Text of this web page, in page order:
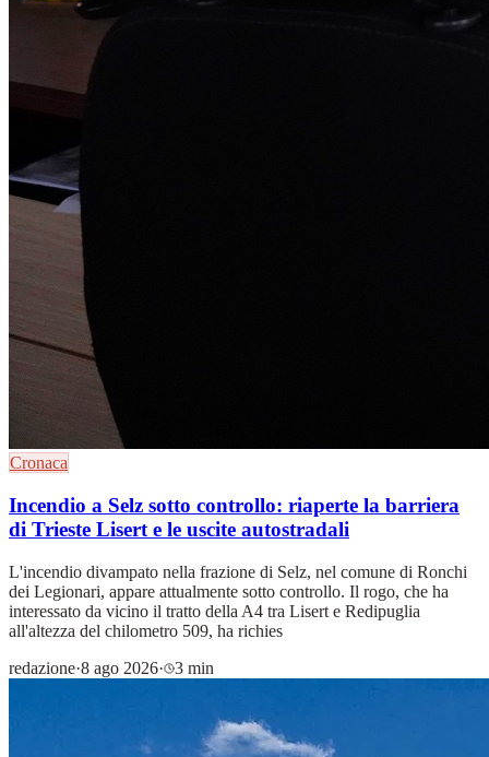
Cronaca
Incendio a Selz sotto controllo: riaperte la barriera
di Trieste Lisert e le uscite autostradali
L'incendio divampato nella frazione di Selz, nel comune di Ronchi
dei Legionari, appare attualmente sotto controllo. Il rogo, che ha
interessato da vicino il tratto della A4 tra Lisert e Redipuglia
all'altezza del chilometro 509, ha richies
redazione·8 ago 2026· 3 min